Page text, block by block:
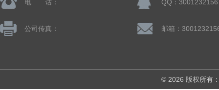
电 话： QQ：3001232156
公司传真： 邮箱：
© 2026 版权所有